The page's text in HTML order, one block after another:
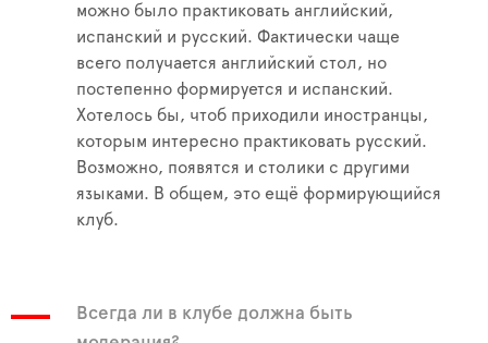
можно было практиковать английский,
испанский и русский. Фактически чаще
всего получается английский стол, но
постепенно формируется и испанский.
Хотелось бы, чтоб приходили иностранцы,
которым интересно практиковать русский.
Возможно, появятся и столики с другими
языками. В общем, это ещё формирующийся
клуб.
Всегда ли в клубе должна быть